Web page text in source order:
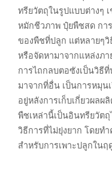
ทรียวัตถุในรูปแบบต่างๆ
หมักชีวภาพ ปุ๋ยพืชสด กา
ของพืชที่ปลูก แต่หลายๆวิ
หรือจัดหามาจากแหล่งภ
การไถกลบตอซังเป็นวิธี
มาจากที่อื่น เป็นการหมุน
อยู่หลังการเก็บเกี่ยวผลผ
พืชเหล่านี้เป็นอินทรียวัต
วิธีการที่ไม่ยุ่งยาก โดยท
สำหรับการเพาะปลูกในฤ